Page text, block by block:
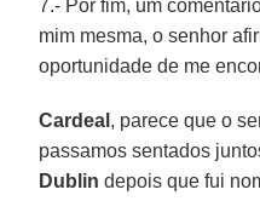
7.- Por fim, um
mim mesma, o senhor
oportunidade de me
Cardeal , parece que o
passamos sentados
Dublin depois que fui